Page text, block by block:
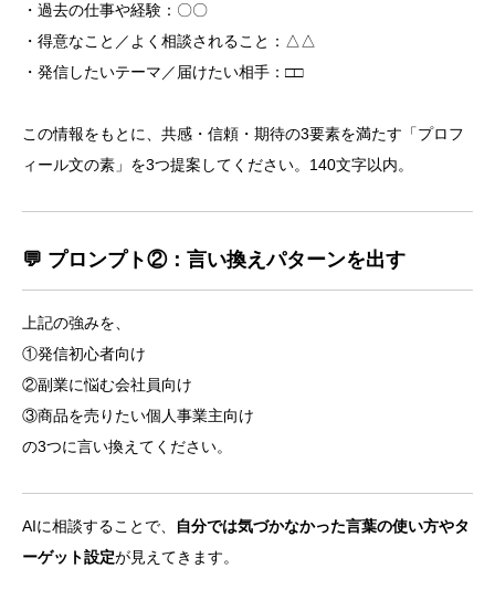
・過去の仕事や経験：〇〇
・得意なこと／よく相談されること：△△
・発信したいテーマ／届けたい相手：□□
この情報をもとに、共感・信頼・期待の3要素を満たす「プロフ
ィール文の素」を3つ提案してください。140文字以内。
💬 プロンプト②：言い換えパターンを出す
上記の強みを、
①発信初心者向け
②副業に悩む会社員向け
③商品を売りたい個人事業主向け
の3つに言い換えてください。
AIに相談することで、
自分では気づかなかった言葉の使い方やタ
ーゲット設定が見えてきます。